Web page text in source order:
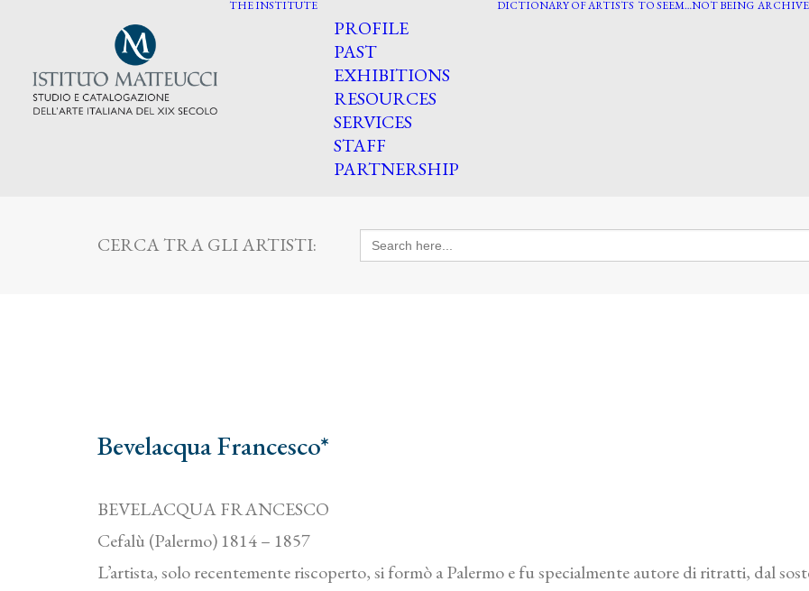
THE INSTITUTE
PROFILE
PAST
EXHIBITIONS
RESOURCES
SERVICES
STAFF
PARTNERSHIP
DICTIONARY OF ARTISTS TO SEEM…NOT BEING
CERCA TRA GLI ARTISTI: Search
for:
Bevelacqua Francesco*
BEVELACQUA FRANCESCO
Cefalù (Palermo) 1814 – 1857
L’artista, solo recentemente riscoperto, si formò a Palermo e fu specialmente autore di ritratti, dal